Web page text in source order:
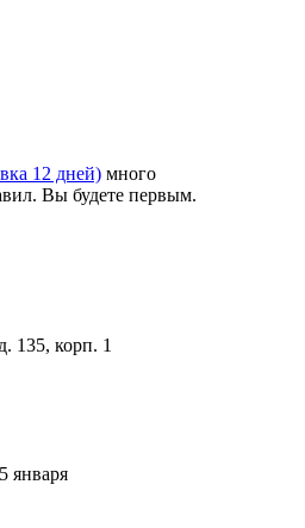
12 дней) много
Вы будете первым.
135, корп. 1
января